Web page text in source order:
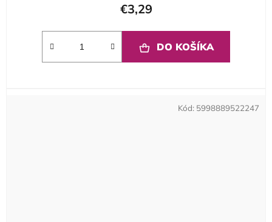
€3,29
DO KOŠÍKA
Kód: 5998889522247